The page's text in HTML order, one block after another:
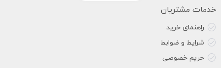
خدمات مشتریان
راهنمای خرید
شرایط و ضوابط
حریم خصوصی